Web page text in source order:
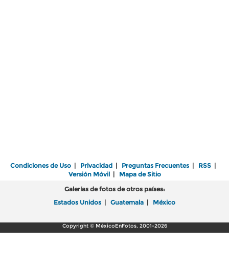
Condiciones de Uso | Privacidad | Preguntas Frecuentes | RSS |
Versión Móvil| Mapa de Sitio
Galerías de fotos de otros países:
Estados Unidos | Guatemala | México
Copyright © MéxicoEnFotos, 2001-2026